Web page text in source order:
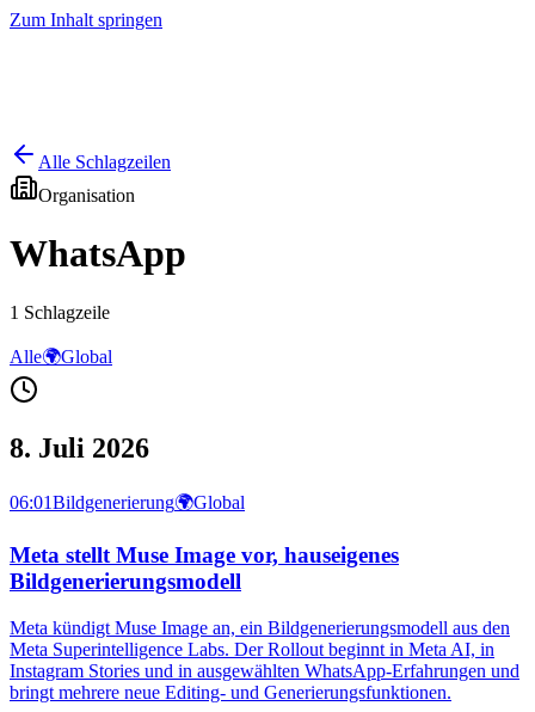
Zum Inhalt springen
Alle Schlagzeilen
Organisation
WhatsApp
1 Schlagzeile
Alle🌍Global
8. Juli 2026
06:01Bildgenerierung🌍Global
Meta stellt Muse Image vor, hauseigenes
Bildgenerierungsmodell
Meta kündigt Muse Image an, ein Bildgenerierungsmodell aus den
Meta Superintelligence Labs. Der Rollout beginnt in Meta AI, in
Instagram Stories und in ausgewählten WhatsApp‑Erfahrungen und
bringt mehrere neue Editing- und Generierungsfunktionen.